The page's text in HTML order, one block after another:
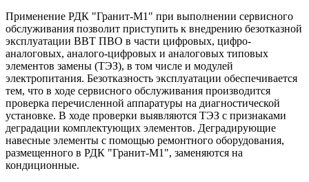
Применение РДК "Гранит-М1" при выполнении сервисного
обслуживания позволит приступить к внедрению безотказной
эксплуатации ВВТ ПВО в части цифровых, цифро-
аналоговых, аналого-цифровых и аналоговых типовых
элементов замены (ТЭЗ), в том числе и модулей
электропитания. Безотказность эксплуатации обеспечивается
тем, что в ходе сервисного обслуживания производится
проверка перечисленной аппаратуры на диагностической
установке. В ходе проверки выявляются ТЭЗ с признаками
деградации комплектующих элементов. Деградирующие
навесные элементы с помощью ремонтного оборудования,
размещенного в РДК "Гранит-М1", заменяются на
кондиционные.